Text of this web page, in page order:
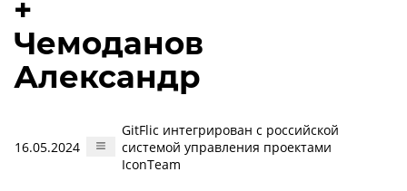
+
Чемоданов
Александр
16.05.2024
GitFlic интегрирован с российской
системой управления проектами
IconTeam